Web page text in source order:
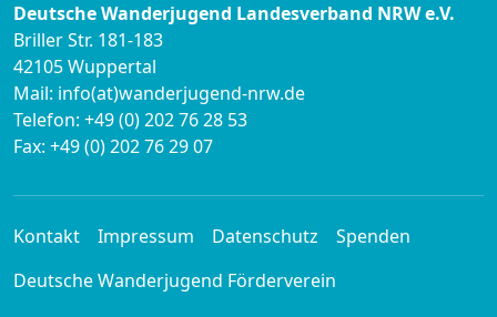
Deutsche Wanderjugend Landesverband NRW e.V.
Briller Str. 181-183
42105 Wuppertal
Mail: info(at)wanderjugend-nrw.de
Telefon: +49 (0) 202 76 28 53
Fax: +49 (0) 202 76 29 07
Kontakt Impressum Datenschutz
Spenden
Deutsche Wanderjugend Förderverein